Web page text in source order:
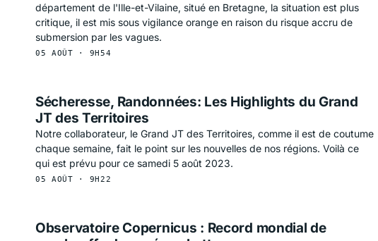
département de l'Ille-et-Vilaine, situé en Bretagne, la situation est plus
critique, il est mis sous vigilance orange en raison du risque accru de
submersion par les vagues.
05 AOÛT · 9H54
Sécheresse, Randonnées: Les Highlights du Grand
JT des Territoires
Notre collaborateur, le Grand JT des Territoires, comme il est de coutume
chaque semaine, fait le point sur les nouvelles de nos régions. Voilà ce
qui est prévu pour ce samedi 5 août 2023.
05 AOÛT · 9H22
Observatoire Copernicus : Record mondial de